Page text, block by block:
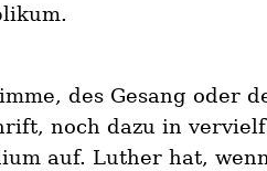
des Gesang oder
noch dazu in
auf. Luther hat,